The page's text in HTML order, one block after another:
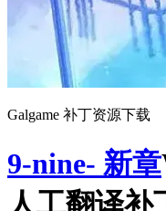
Galgame 补丁资源下载
9-nine- 新章
人工翻译补